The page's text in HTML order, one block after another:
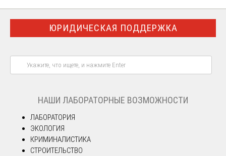
ЮРИДИЧЕСКАЯ ПОДДЕРЖКА
НАШИ ЛАБОРАТОРНЫЕ ВОЗМОЖНОСТИ
ЛАБОРАТОРИЯ
ЭКОЛОГИЯ
КРИМИНАЛИСТИКА
СТРОИТЕЛЬСТВО